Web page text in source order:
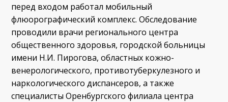
перед входом работал мобильный
флюорографический комплекс. Обследование
проводили врачи регионального центра
общественного здоровья, городской больницы
имени Н.И. Пирогова, областных кожно-
венерологического, противотуберкулезного и
наркологического диспансеров, а также
специалисты Оренбургского филиала центра